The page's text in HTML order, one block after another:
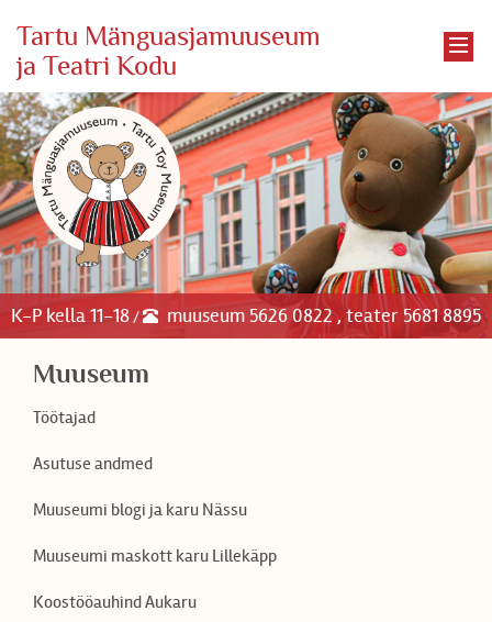
Tartu Mänguasjamuuseum
ja Teatri Kodu
K-P kella 11-18/ muuseum 5626 0822 , teater 5681 8895
Muuseum
Töötajad
Asutuse andmed
Muuseumi blogi ja karu Nässu
Muuseumi maskott karu Lillekäpp
Koostööauhind Aukaru